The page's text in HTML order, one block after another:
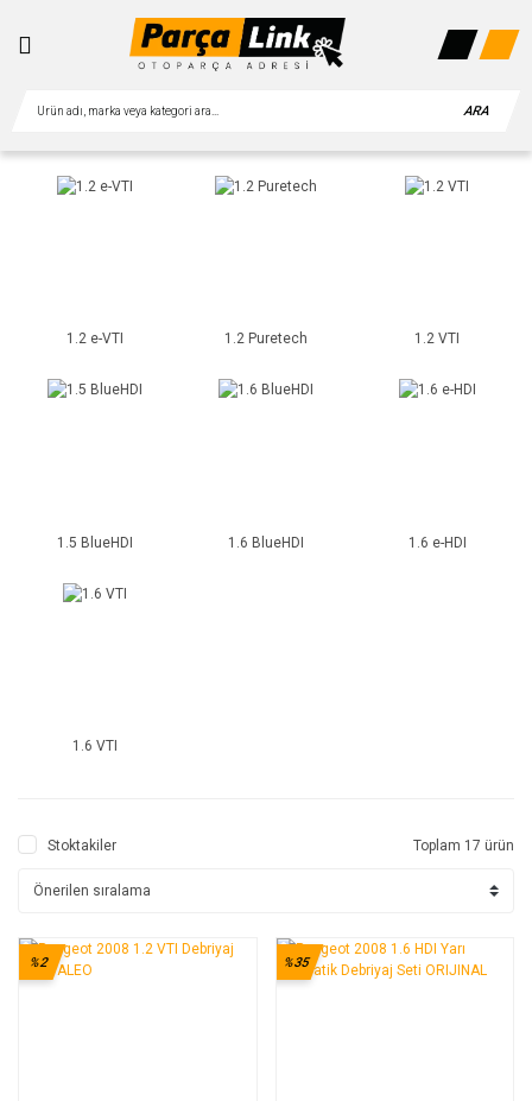
ARA
1.2 e-VTI 1.2 Puretech 1.2 VTI
1.5 BlueHDI 1.6 BlueHDI 1.6 e-HDI
1.6 VTI
Stoktakiler Toplam 17 ürün
%2 %35